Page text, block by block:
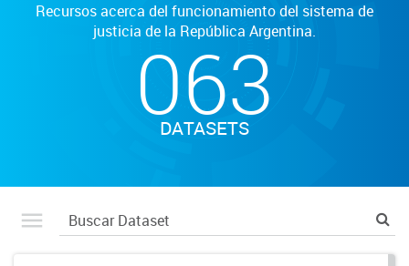
Recursos acerca del funcionamiento del sistema de
justicia de la República Argentina.
063
DATASETS